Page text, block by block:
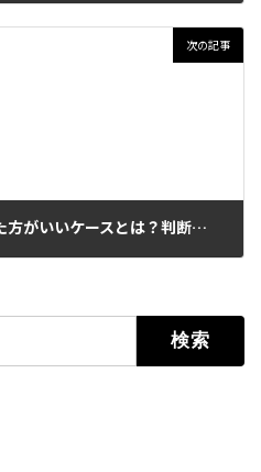
次の記事
一括査定に出さずに廃車した方がいいケースとは？判断基準を整理